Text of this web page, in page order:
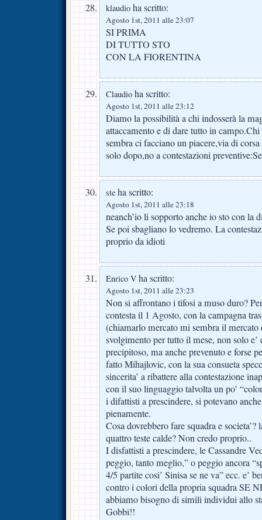
klaudio ha scritto:
Agosto 1st, 2011 alle 23:07
SI PRIMA
DI TUTTO STO
CON LA FIORENTINA
Claudio ha scritto:
Agosto 1st, 2011 alle 23:12
Diamo la possibilità a chi indosserà la
attaccamento e di dare tutto in
sembra ci facciano un piacere,via di
solo dopo,no a contestazioni
ste ha scritto:
Agosto 1st, 2011 alle 23:18
neanch’io li sopporto anche io sto con la
Se poi sbagliano lo vedremo. La
proprio da idioti
Enrico V ha scritto:
Agosto 1st, 2011 alle 23:23
Non si affrontano i tifosi a muso duro?
contesta il 1 Agosto, con la campagna
(chiamarlo mercato mi sembra il
svolgimento per tutto il mese, non solo e’
precipitoso, ma anche prevenuto e forse
fatto Mihajlovic, con la sua consueta
sincerita’ a ribattere alla contestazione
con il suo linguaggio talvolta un po’
i difattisti a prescindere, si potevano
pienamente.
Cosa dovrebbero fare squadra e
quattro teste calde? Non credo proprio..
I disfattisti a prescindere, le Cassandre
peggio, tanto meglio,” o peggio ancora
4/5 partite cosi’ Sinisa se ne va” ecc. e’
contro i colori della propria squadra SE
abbiamo bisogno di simili individui allo
Gobbi!!